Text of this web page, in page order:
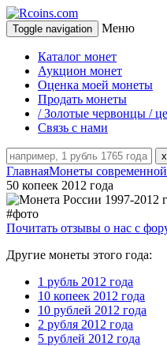
Toggle navigation Меню
Каталог монет
Аукцион монет
Оценка моей монеты
Продать монеты
/ Золотые червонцы /
Связь с нами
ГлавнаяМонеты
50 копеек 2012 года
Почитать отзывы о нас с
Другие монеты этого года:
1 рубль 2012 года
10 копеек 2012 года
10 рублей 2012 года
2 рубля 2012 года
5 рублей 2012 года